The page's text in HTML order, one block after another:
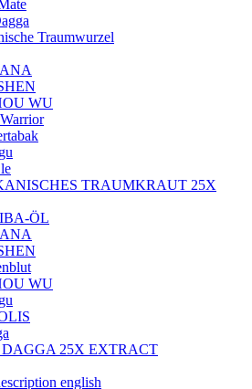
Traumwurzel
WU
TRAUMKRAUT 25X
ÖL
WU
25X EXTRACT
english